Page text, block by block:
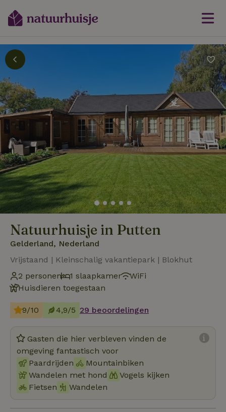
Natuurhuisje in Putten
Gelderland, Nederland
Vrijstaand | Kleinschalig vakantiepark | Blokhut
2 personen
1 slaapkamer
WiFi
Huisdieren toegestaan
9/10 4,9/5 29 beoordelingen
Gasten die hier verbleven vinden de
omgeving fantastisch voor
Paardrijden
Mountainbiken
Wandelen met hond
Vogels kijken
Fietsen
Wandelen